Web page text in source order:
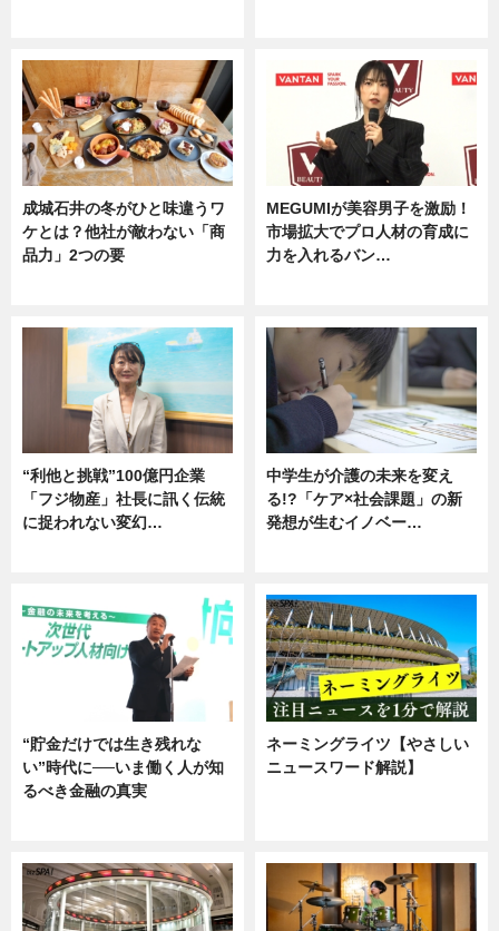
成城石井の冬がひと味違うワ
ケとは？他社が敵わない「商
品力」2つの要
MEGUMIが美容男子を激励！
市場拡大でプロ人材の育成に
力を入れるバン…
“利他と挑戦”100億円企業
「フジ物産」社長に訊く伝統
に捉われない変幻…
中学生が介護の未来を変え
る!?「ケア×社会課題」の新
発想が生むイノベー…
“貯金だけでは生き残れな
い”時代に──いま働く人が知
るべき金融の真実
ネーミングライツ【やさしい
ニュースワード解説】